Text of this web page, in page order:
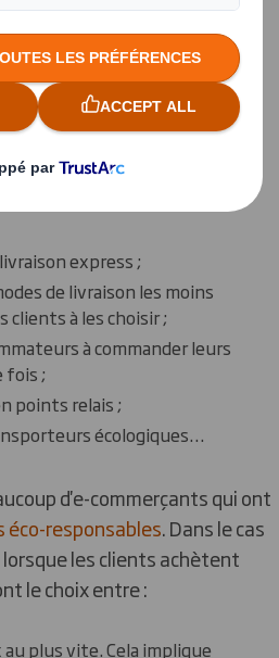
sur l’environnement.
doit en tenir
anodine, peuvent
votre impact
express ;
de livraison les moins
à les choisir ;
à commander leurs
fois ;
points relais ;
écologiques…
d'e-commerçants qui ont
éco-responsables. Dans le cas
lorsque les clients achètent
le choix entre :
au plus vite. Cela implique